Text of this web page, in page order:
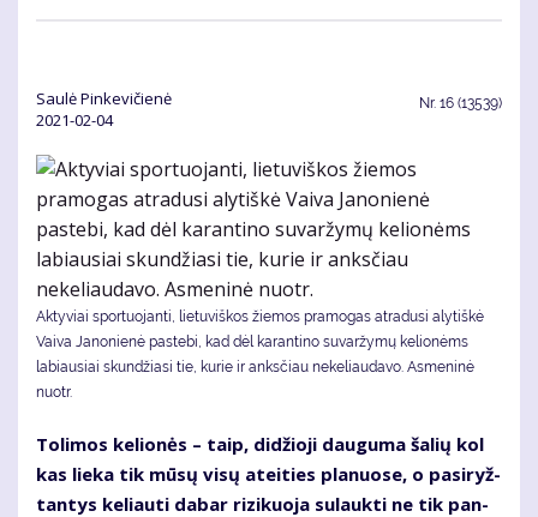
Saulė Pinkevičienė
2021-02-04
Nr. 16 (13539)
Aktyviai sportuojanti, lietuviškos žiemos pramogas atradusi alytiškė
Vaiva Janonienė pastebi, kad dėl karantino suvaržymų kelionėms
labiausiai skundžiasi tie, kurie ir anksčiau nekeliaudavo. Asmeninė
nuotr.
To­li­mos ke­lio­nės – taip, di­džio­ji dau­gu­ma ša­lių kol
kas lie­ka tik mū­sų vi­sų at­ei­ties pla­nuo­se, o pa­si­ryž­
tan­tys ke­liau­ti da­bar ri­zi­kuo­ja su­lauk­ti ne tik pan­